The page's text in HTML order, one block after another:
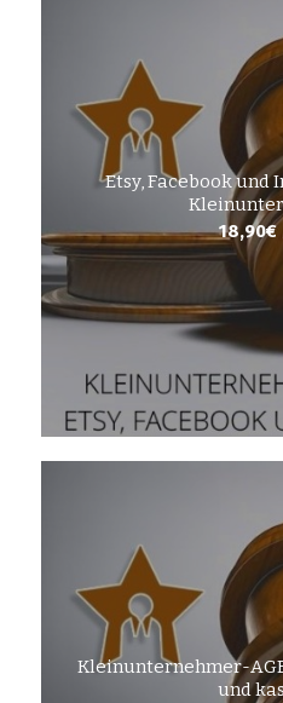
Etsy, Facebook und
18,90€
Kleinunternehmer-
und